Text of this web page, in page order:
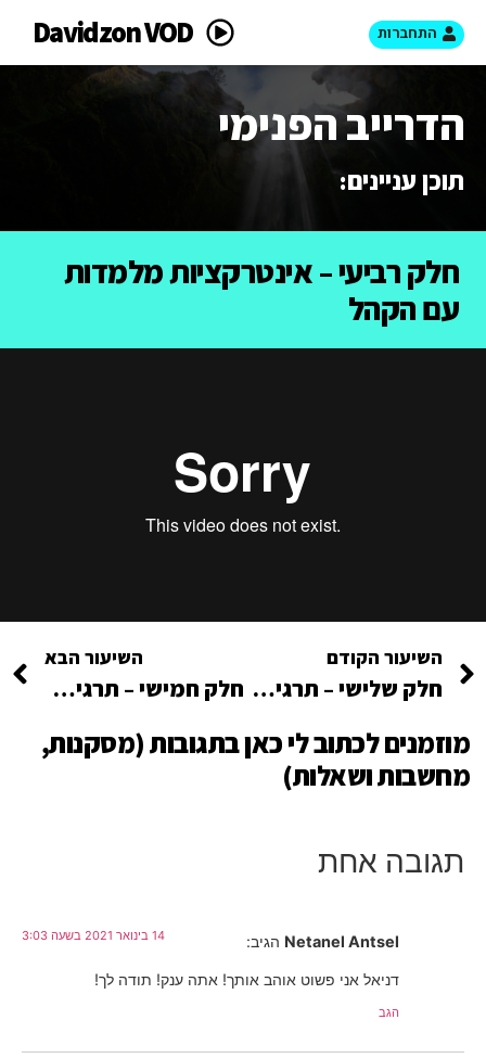
התחברות Davidzon VOD
הדרייב הפנימי
תוכן עניינים:
חלק רביעי – אינטרקציות מלמדות
עם הקהל
השיעור הקודם
חלק שלישי – תרגיל: מוטיבציה על סטרואידים
השיעור הבא
חלק חמישי – תרגיל סופי: כיצד לחיות ביום יום עם תשוקה ואנרגיה
מוזמנים לכתוב לי כאן בתגובות (מסקנות,
מחשבות ושאלות)
תגובה אחת
Netanel Antsel הגיב: 14 בינואר 2021 בשעה 3:03
דניאל אני פשוט אוהב אותך! אתה ענק! תודה לך!
הגב